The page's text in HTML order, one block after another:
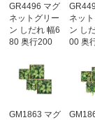
GR4496 マグ
ネットグリー
ン しだれ 幅6
80 奥行200
ネッ
ン し
00 奥
GM1863 マグ